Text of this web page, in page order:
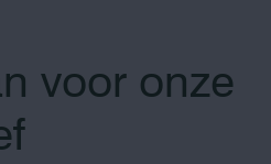
voor onze